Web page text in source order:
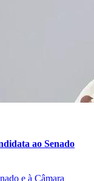
ao Senado